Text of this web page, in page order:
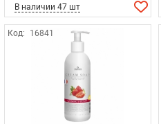
В наличии 47 шт
Код: 16841